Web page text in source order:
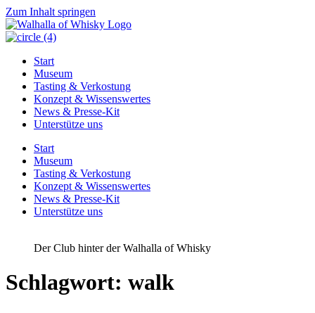
Zum Inhalt springen
Start
Museum
Tasting & Verkostung
Konzept & Wissenswertes
News & Presse-Kit
Unterstütze uns
Start
Museum
Tasting & Verkostung
Konzept & Wissenswertes
News & Presse-Kit
Unterstütze uns
Der Club hinter der Walhalla of Whisky
Schlagwort: walk